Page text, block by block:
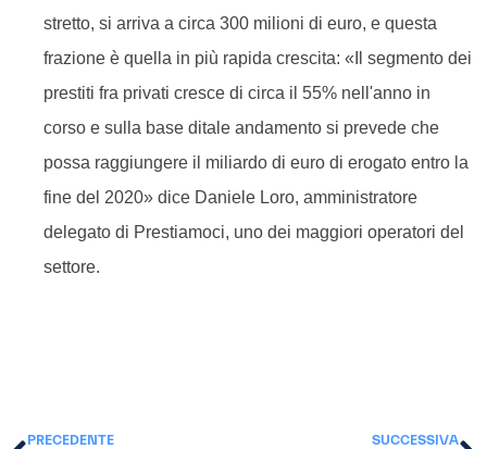
stretto, si arriva a circa 300 milioni di euro, e questa
frazione è quella in più rapida crescita: «Il segmento dei
prestiti fra privati cresce di circa il 55% nell'anno in
corso e sulla base ditale andamento si prevede che
possa raggiungere il miliardo di euro di erogato entro la
fine del 2020» dice Daniele Loro, amministratore
delegato di Prestiamoci, uno dei maggiori operatori del
settore.
PRECEDENTE SUCCESSIVA